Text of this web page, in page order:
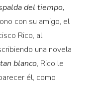
del tiempo,
con su amigo, el
Rico, al
una novela
blanco, Rico le
él, como